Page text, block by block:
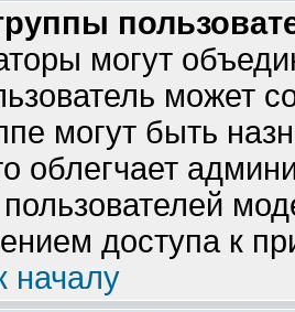
могут
может
могут быть
облегчает
пользователей
доступа к
началу